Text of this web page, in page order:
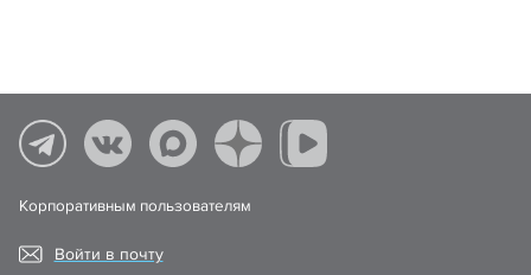
Корпоративным пользователям
Войти в почту